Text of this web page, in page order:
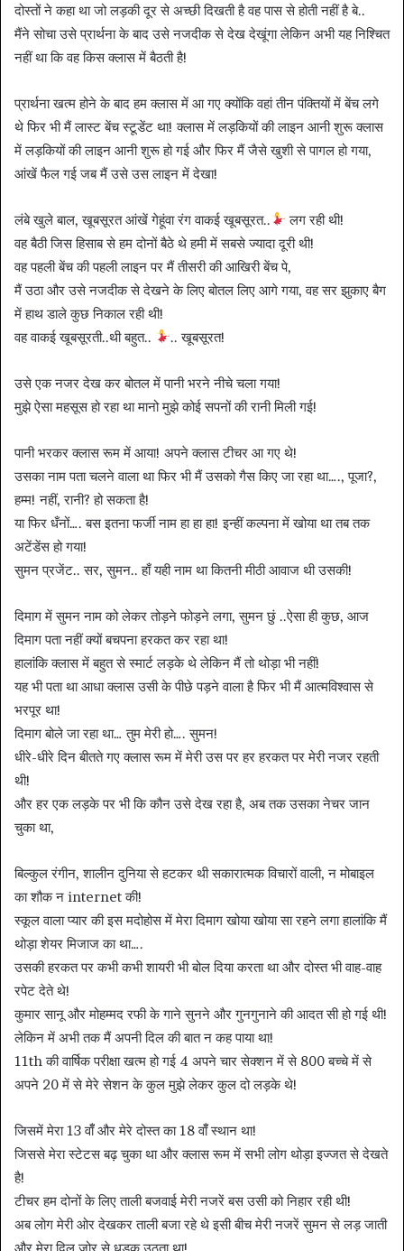
दोस्तों ने कहा था जो लड़की दूर से अच्छी दिखती है वह पास से होती नहीं है बे..
मैंने सोचा उसे प्रार्थना के बाद उसे नजदीक से देख देखूंगा लेकिन अभी यह निश्चित
नहीं था कि वह किस क्लास में बैठती है!
प्रार्थना खत्म होने के बाद हम क्लास में आ गए क्योंकि वहां तीन पंक्तियों में बेंच लगे
थे फिर भी मैं लास्ट बेंच स्टूडेंट था! क्लास में लड़कियों की लाइन आनी शुरू क्लास
में लड़कियों की लाइन आनी शुरू हो गई और फिर मैं जैसे खुशी से पागल हो गया,
आंखें फैल गई जब मैं उसे उस लाइन में देखा!
लंबे खुले बाल, खूबसूरत आंखें गेहूंवा रंग वाकई खूबसूरत..
लग रही थी!
वह बैठी जिस हिसाब से हम दोनों बैठे थे हमी में सबसे ज्यादा दूरी थी!
वह पहली बेंच की पहली लाइन पर मैं तीसरी की आखिरी बेंच पे,
मैं उठा और उसे नजदीक से देखने के लिए बोतल लिए आगे गया, वह सर झुकाए बैग
में हाथ डाले कुछ निकाल रही थी!
वह वाकई खूबसूरती..थी बहुत..
.. खूबसूरत!
उसे एक नजर देख कर बोतल में पानी भरने नीचे चला गया!
मुझे ऐसा महसूस हो रहा था मानो मुझे कोई सपनों की रानी मिली गई!
पानी भरकर क्लास रूम में आया! अपने क्लास टीचर आ गए थे!
उसका नाम पता चलने वाला था फिर भी मैं उसको गैस किए जा रहा था…., पूजा?,
हम्म! नहीं, रानी? हो सकता है!
या फिर धँनों…. बस इतना फर्जी नाम हा हा हा! इन्हीं कल्पना में खोया था तब तक
अटेंडेंस हो गया!
सुमन प्रजेंट.. सर, सुमन.. हाँ यही नाम था कितनी मीठी आवाज थी उसकी!
दिमाग में सुमन नाम को लेकर तोड़ने फोड़ने लगा, सुमन छुं ..ऐसा ही कुछ, आज
दिमाग पता नहीं क्यों बचपना हरकत कर रहा था!
हालांकि क्लास में बहुत से स्मार्ट लड़के थे लेकिन मैं तो थोड़ा भी नहीं!
यह भी पता था आधा क्लास उसी के पीछे पड़ने वाला है फिर भी मैं आत्मविश्वास से
भरपूर था!
दिमाग बोले जा रहा था… तुम मेरी हो…. सुमन!
धीरे-धीरे दिन बीतते गए क्लास रूम में मेरी उस पर हर हरकत पर मेरी नजर रहती
थी!
और हर एक लड़के पर भी कि कौन उसे देख रहा है, अब तक उसका नेचर जान
चुका था,
बिल्कुल रंगीन, शालीन दुनिया से हटकर थी सकारात्मक विचारों वाली, न मोबाइल
का शौक न internet की!
स्कूल वाला प्यार की इस मदोहोस में मेरा दिमाग खोया खोया सा रहने लगा हालांकि मैं
थोड़ा शेयर मिजाज का था….
उसकी हरकत पर कभी कभी शायरी भी बोल दिया करता था और दोस्त भी वाह-वाह
रपेट देते थे!
कुमार सानू और मोहम्मद रफी के गाने सुनने और गुनगुनाने की आदत सी हो गई थी!
लेकिन में अभी तक मैं अपनी दिल की बात न कह पाया था!
11th की वार्षिक परीक्षा खत्म हो गई 4 अपने चार सेक्शन में से 800 बच्चे में से
अपने 20 में से मेरे सेशन के कुल मुझे लेकर कुल दो लड़के थे!
जिसमें मेरा 13 वाँँ और मेरे दोस्त का 18 वाँँ स्थान था!
जिससे मेरा स्टेटस बढ़ चुका था और क्लास रूम में सभी लोग थोड़ा इज्जत से देखते
है!
टीचर हम दोनों के लिए ताली बजवाई मेरी नजरें बस उसी को निहार रही थी!
अब लोग मेरी ओर देखकर ताली बजा रहे थे इसी बीच मेरी नजरें सुमन से लड़ जाती
और मेरा दिल जोर से धड़क उठता था!